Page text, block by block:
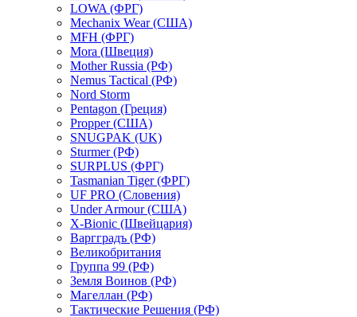
LOWA (ФРГ)
Mechanix Wear (США)
MFH (ФРГ)
Mora (Швеция)
Mother Russia (РФ)
Nemus Tactical (РФ)
Nord Storm
Pentagon (Греция)
Propper (США)
SNUGPAK (UK)
Sturmer (РФ)
SURPLUS (ФРГ)
Tasmanian Tiger (ФРГ)
UF PRO (Словения)
Under Armour (США)
X-Bionic (Швейцария)
Варгградъ (РФ)
Великобритания
Группа 99 (РФ)
Земля Воинов (РФ)
Магеллан (РФ)
Тактические Решения (РФ)